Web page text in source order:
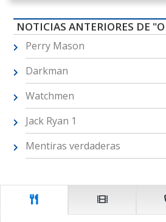
NOTICIAS ANTERIORES DE
Perry Mason
Darkman
Watchmen
Jack Ryan 1
Mentiras verdaderas